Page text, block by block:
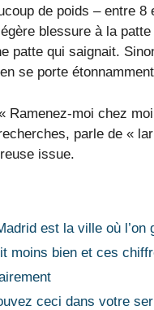
de poids – entre 8
blessure à la
patte qui saignait.
se porte
Ramenez-moi chez
parle de «
issue.
est la ville où l’on
moins bien et ces
ceci dans votre